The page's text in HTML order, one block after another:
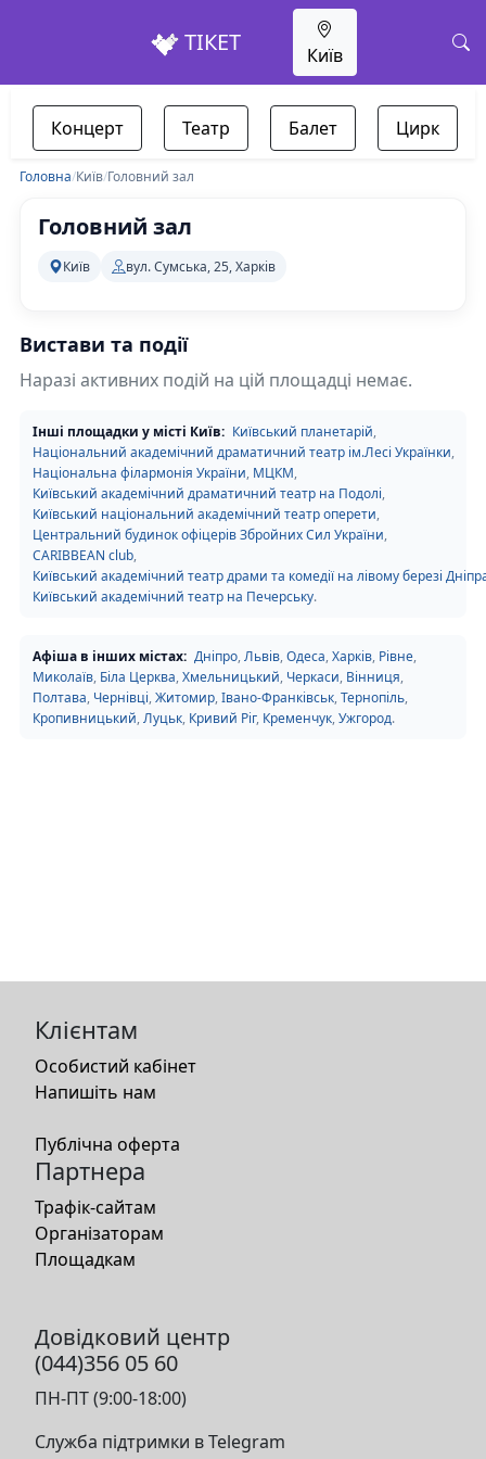
ТІКЕТ Київ
Концерт Театр Балет Цирк
Головна/Київ/Головний зал
Головний зал
Київ вул. Сумська, 25, Харків
Вистави та події
Наразі активних подій на цій площадці немає.
Інші площадки у місті Київ: Київський планетарій,
Національний академічний драматичний театр ім.Лесі Українки,
Національна філармонія України, МЦКМ,
Київський академічний драматичний театр на Подолі,
Київський національний академічний театр оперети,
Центральний будинок офіцерів Збройних Сил України,
CARIBBEAN club,
Київський академічний театр драми та комедії на лівому березі
Київський академічний театр на Печерську.
Афіша в інших містах: Дніпро,Львів,Одеса,Харків, Рівне,
Миколаїв, Біла Церква,Хмельницький, Черкаси, Вінниця,
Полтава, Чернівці,Житомир,Івано-Франківськ,Тернопіль,
Кропивницький,Луцьк, Кривий Ріг, Кременчук,Ужгород.
Клієнтам
Особистий кабінет
Напишіть нам
Публічна оферта
Партнера
Трафік-сайтам
Організаторам
Площадкам
Довідковий центр
(044)356 05 60
ПН-ПТ (9:00-18:00)
Служба підтримки в Telegram